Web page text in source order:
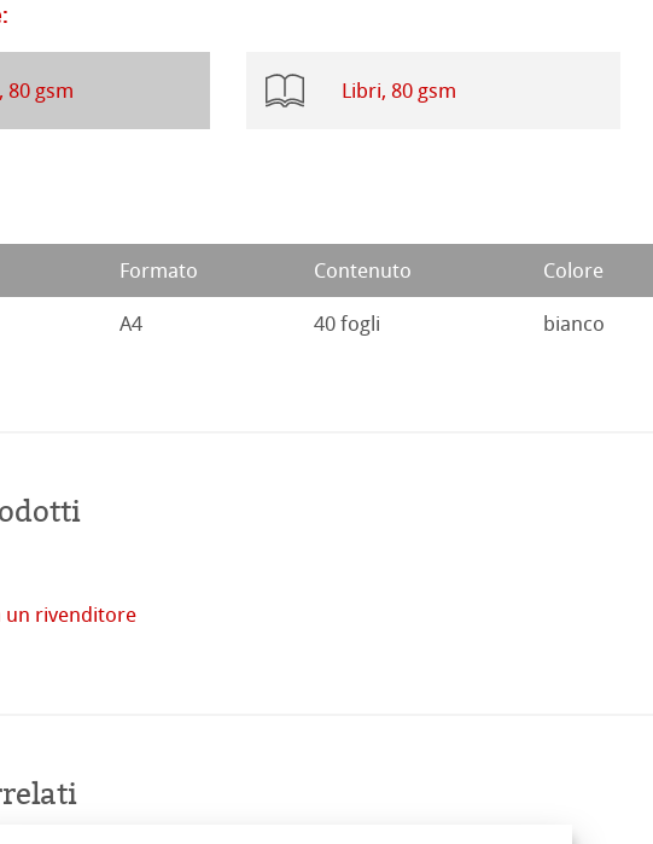
80 gsm Libri, 80 gsm
Formato Contenuto Colore
A4 40 fogli bianco
un rivenditore